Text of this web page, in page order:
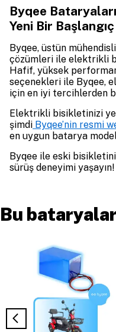
Byqee
Yeni Bir Başlangıç
Byqee, üstün
çözümleri ile elektrikli
Hafif, yüksek
seçenekleri ile Byqee,
için en iyi tercihlerden
Elektrikli bisikletinizi
şimdi Byqee’nin resmi
en uygun batarya
Byqee ile eski
sürüş deneyimi yaşayın!
Bu